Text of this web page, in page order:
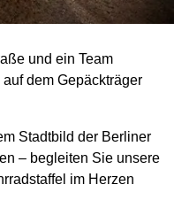
und ein Team
auf dem Gepäckträger
Stadtbild der Berliner
– begleiten Sie unsere
im Herzen